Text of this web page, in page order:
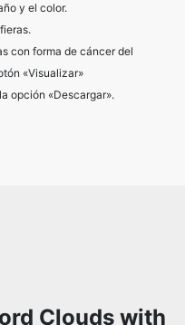
y el color.
con forma de cáncer del
«Visualizar»
opción «Descargar».
Clouds with